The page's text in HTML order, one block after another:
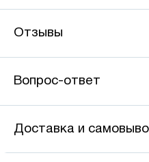
Отзывы
Вопрос-ответ
Доставка и